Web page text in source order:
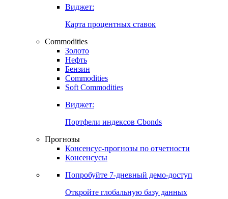
Виджет:
Карта процентных ставок
Commodities
Золото
Нефть
Бензин
Commodities
Soft Commodities
Виджет:
Портфели индексов Cbonds
Прогнозы
Консенсус-прогнозы по отчетности
Консенсусы
Попробуйте 7-дневный демо-доступ
Откройте глобальную базу данных